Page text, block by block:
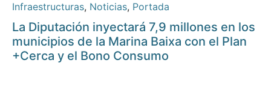
Infraestructuras, Noticias, Portada
La Diputación inyectará 7,9 millones en los
municipios de la Marina Baixa con el Plan
+Cerca y el Bono Consumo